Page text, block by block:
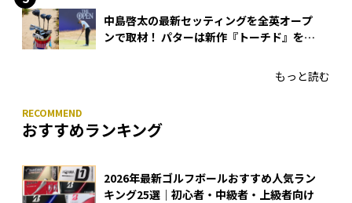
中島啓太の最新セッティングを全英オープ
ンで取材！ パターは新作『トーチド』を投
もっと読む
おすすめランキング
2026年最新ゴルフボールおすすめ人気ラン
キング25選｜初心者・中級者・上級者向け